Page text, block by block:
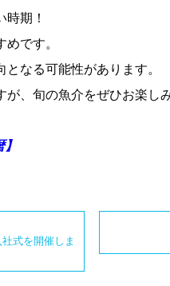
期！
です。
なる可能性があります。
、旬の魚介をぜひお楽し
式を開催しま